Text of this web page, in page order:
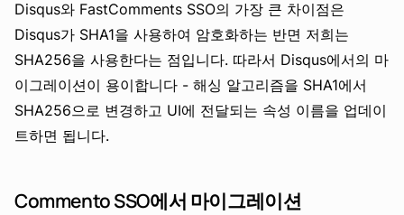
Disqus와 FastComments SSO의 가장 큰 차이점은
Disqus가 SHA1을 사용하여 암호화하는 반면 저희는
SHA256을 사용한다는 점입니다. 따라서 Disqus에서의 마
이그레이션이 용이합니다 - 해싱 알고리즘을 SHA1에서
SHA256으로 변경하고 UI에 전달되는 속성 이름을 업데이
트하면 됩니다.
Commento SSO에서 마이그레이션